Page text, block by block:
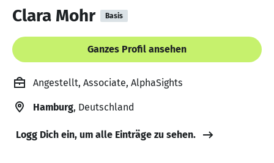
Clara Mohr Basis
Ganzes Profil ansehen
Angestellt, Associate, AlphaSights
Hamburg, Deutschland
Logg Dich ein, um alle Einträge zu sehen.